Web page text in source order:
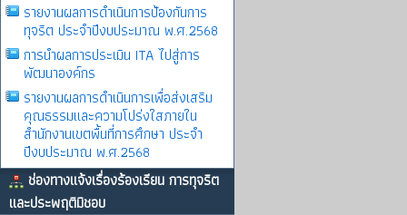
รายงานผลการดําเนินการป้องกันการ
ทุจริต ประจําปีงบประมาณ พ.ศ.2568
การนำผลการประเมิน ITA ไปสู่การ
พัฒนาองค์กร
รายงานผลการดําเนินการเพื่อส่งเสริม
คุณธรรมและความโปร่งใสภายใน
สำนักงานเขตพื้นที่การศึกษา ประจำ
ปีงบประมาณ พ.ศ.2568
ช่องทางแจ้งเรื่องร้องเรียน การทุจริต
และประพฤติมิชอบ